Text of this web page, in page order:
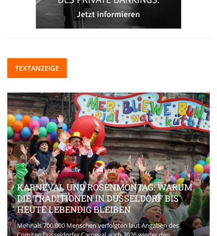
TEXTANZEIGE
KARNEVAL UND ROSENMONTAG: WARUM
DIE TRADITIONEN IN DÜSSELDORF BIS
HEUTE LEBENDIG BLEIBEN
Mehr als 700.000 Menschen verfolgten laut Angaben des